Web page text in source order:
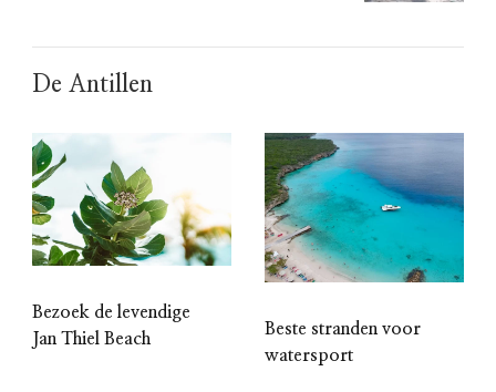
De Antillen
Bezoek de levendige
Jan Thiel Beach
Beste stranden voor
watersport